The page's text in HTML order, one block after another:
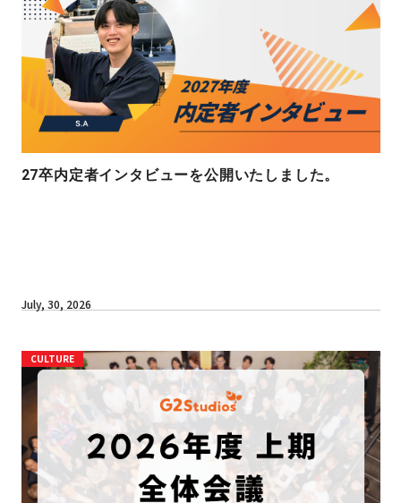
27卒内定者インタビューを公開いたしました。
July, 30, 2026
CULTURE